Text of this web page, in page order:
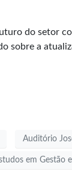
do setor
sobre a
Auditório
em Gestão